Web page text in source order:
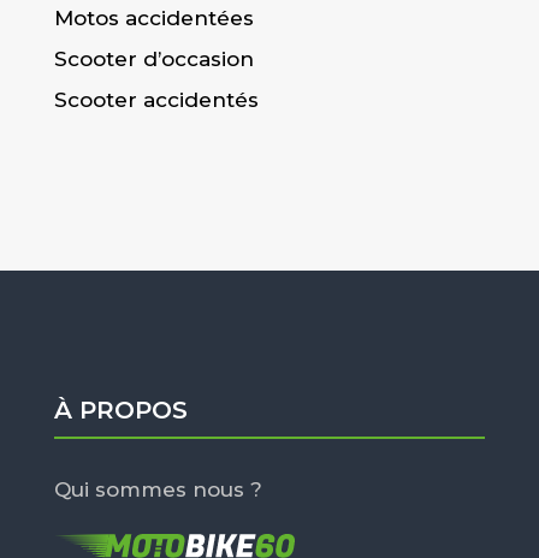
Motos accidentées
Scooter d’occasion
Scooter accidentés
À PROPOS
Qui sommes nous ?